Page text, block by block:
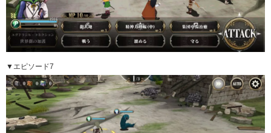
▼エピソード7